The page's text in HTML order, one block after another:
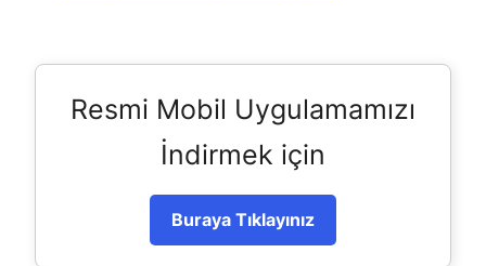
Resmi Mobil Uygulamamızı
İndirmek için
Buraya Tıklayınız